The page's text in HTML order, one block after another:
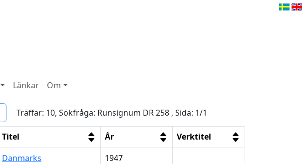
Länkar Om
Träffar: 10, Sökfråga: Runsignum DR 258 , Sida: 1/1
Titel År
Verktitel
Danmarks
1947